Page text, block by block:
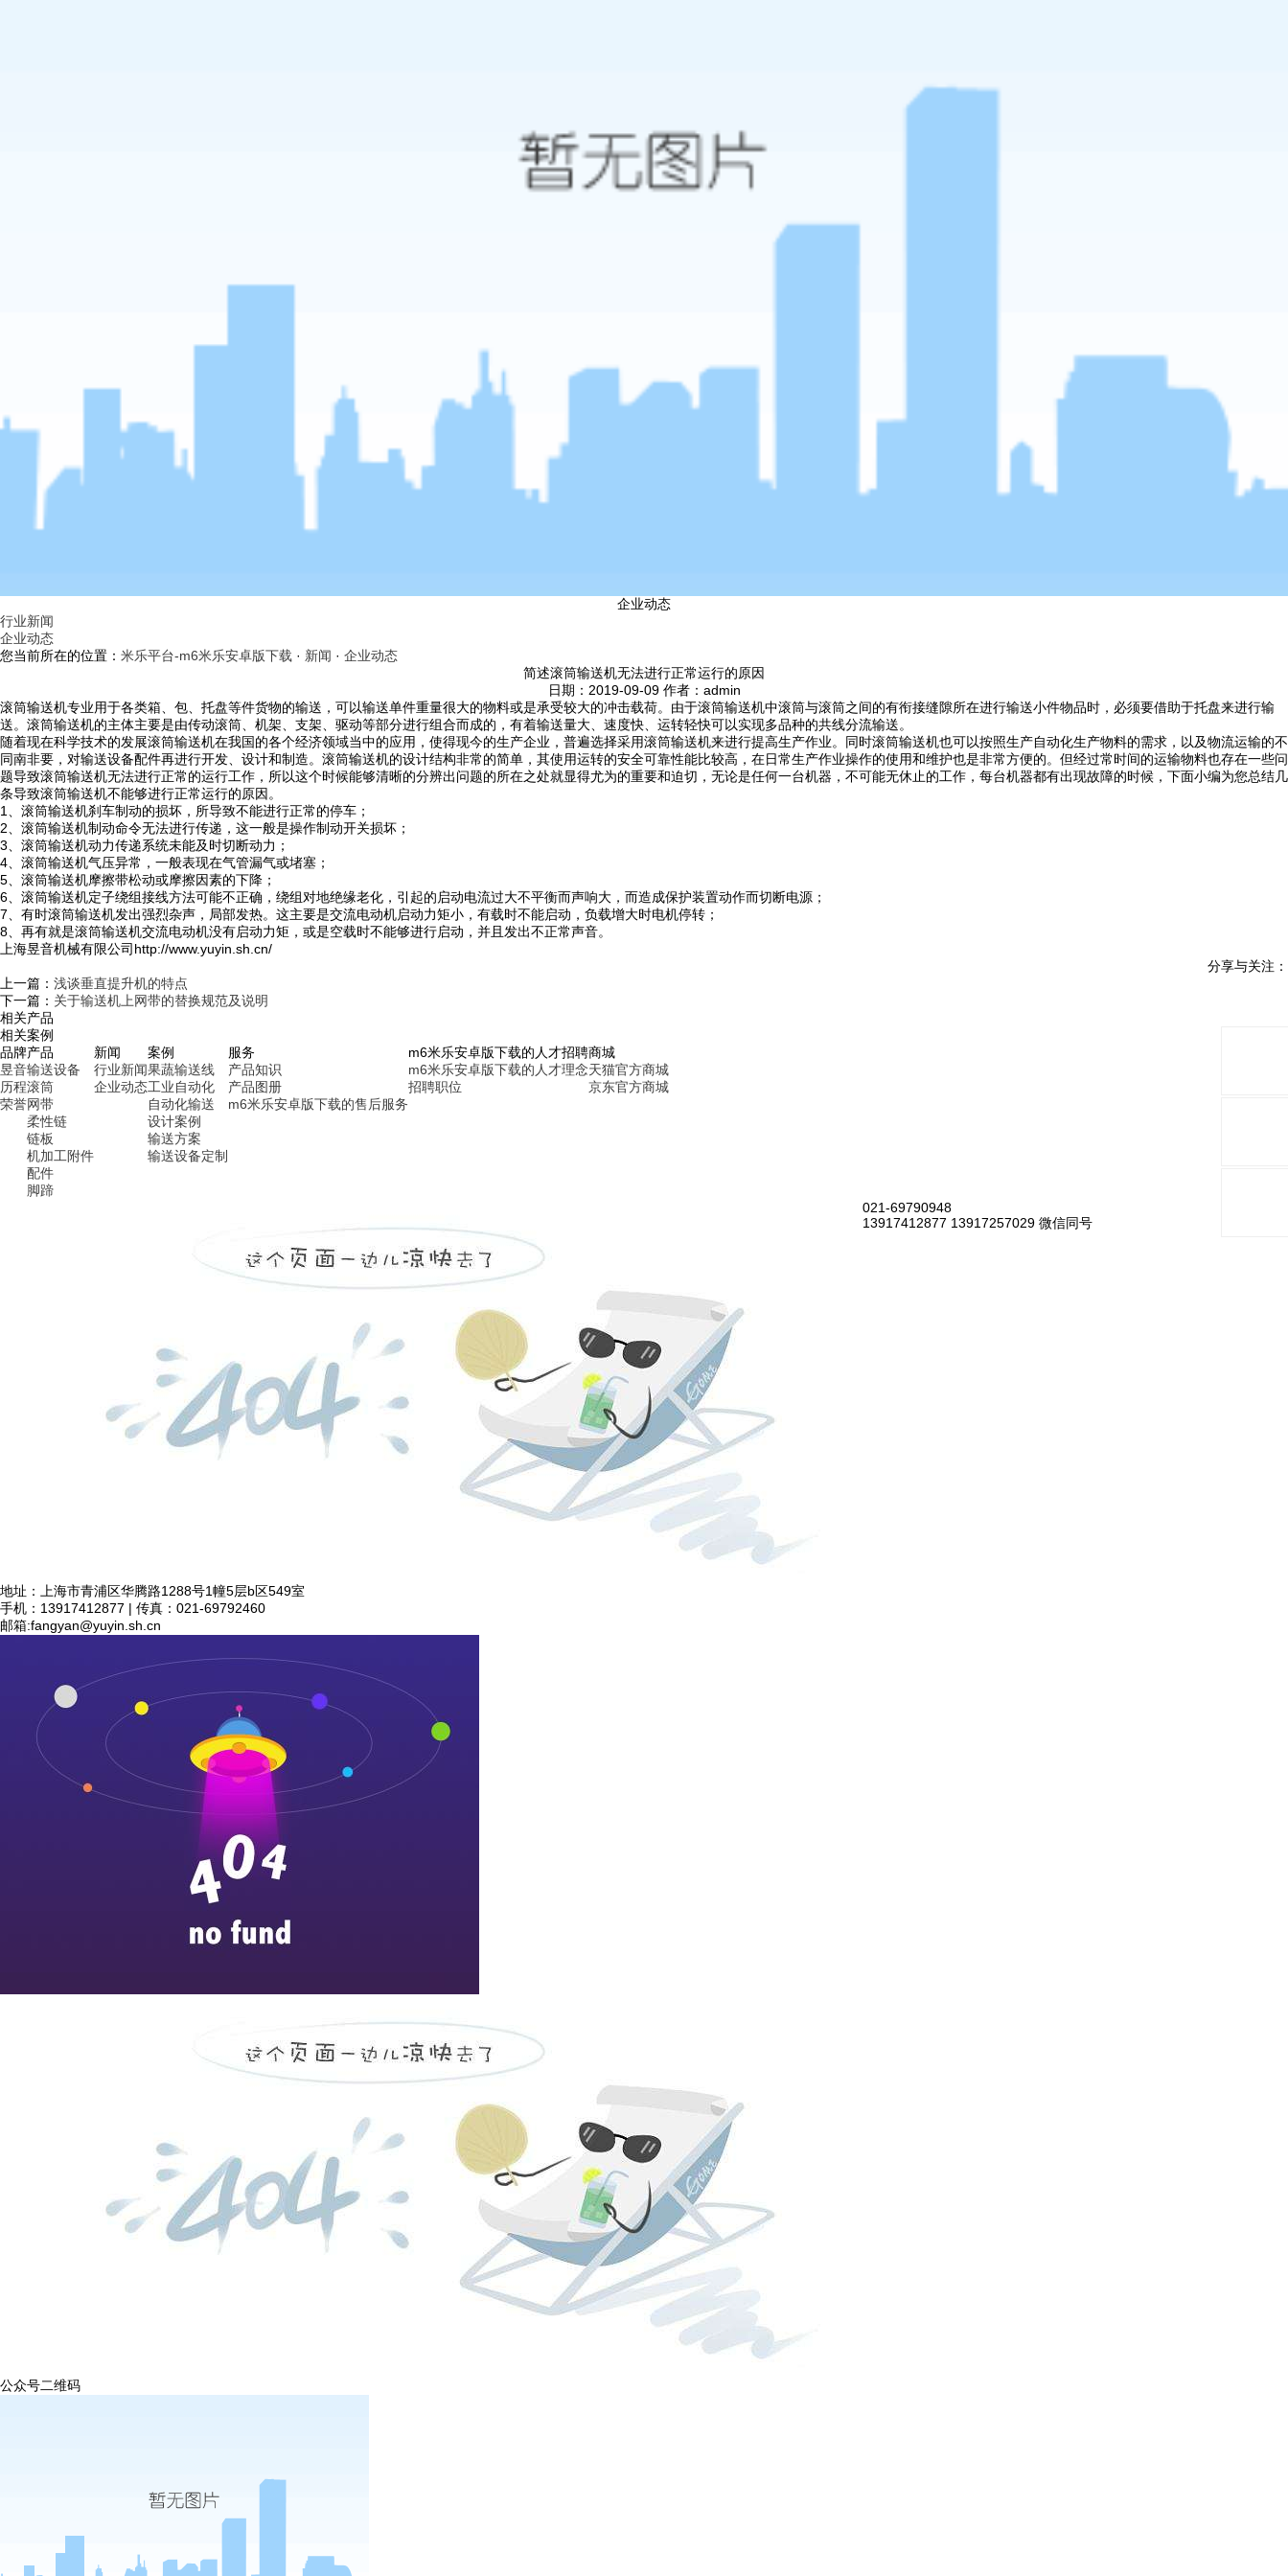
企业动态
行业新闻
企业动态
您当前所在的位置： 米乐平台-m6米乐安卓版下载 · 新闻 · 企业动态
简述滚筒输送机无法进行正常运行的原因
日期：2019-09-09 作者：admin
滚筒输送机专业用于各类箱、包、托盘等件货物的输送，可以输送单件重量很大的物料或是承受较大的冲击载荷。由于滚筒输送机中滚筒与滚筒之间的有衔接缝隙所在进行输送小件物品时，必须要借助于托盘来进行输
送。滚筒输送机的主体主要是由传动滚筒、机架、支架、驱动等部分进行组合而成的，有着输送量大、速度快、运转轻快可以实现多品种的共线分流输送。
随着现在科学技术的发展滚筒输送机在我国的各个经济领域当中的应用，使得现今的生产企业，普遍选择采用滚筒输送机来进行提高生产作业。同时滚筒输送机也可以按照生产自动化生产物料的需求，以及物流运输的不
同南非要，对输送设备配件再进行开发、设计和制造。滚筒输送机的设计结构非常的简单，其使用运转的安全可靠性能比较高，在日常生产作业操作的使用和维护也是非常方便的。但经过常时间的运输物料也存在一些问
题导致滚筒输送机无法进行正常的运行工作，所以这个时候能够清晰的分辨出问题的所在之处就显得尤为的重要和迫切，无论是任何一台机器，不可能无休止的工作，每台机器都有出现故障的时候，下面小编为您总结几
条导致滚筒输送机不能够进行正常运行的原因。
1、滚筒输送机刹车制动的损坏，所导致不能进行正常的停车；
2、滚筒输送机制动命令无法进行传递，这一般是操作制动开关损坏；
3、滚筒输送机动力传递系统未能及时切断动力；
4、滚筒输送机气压异常，一般表现在气管漏气或堵塞；
5、滚筒输送机摩擦带松动或摩擦因素的下降；
6、滚筒输送机定子绕组接线方法可能不正确，绕组对地绝缘老化，引起的启动电流过大不平衡而声响大，而造成保护装置动作而切断电源；
7、有时滚筒输送机发出强烈杂声，局部发热。这主要是交流电动机启动力矩小，有载时不能启动，负载增大时电机停转；
8、再有就是滚筒输送机交流电动机没有启动力矩，或是空载时不能够进行启动，并且发出不正常声音。
上海昱音机械有限公司http://www.yuyin.sh.cn/
分享与关注：
上一篇： 浅谈垂直提升机的特点
下一篇： 关于输送机上网带的替换规范及说明
相关产品
相关案例
品牌
昱音
历程
荣誉
产品
输送设备
滚筒
网带
柔性链
链板
机加工附件
配件
脚蹄
新闻
行业新闻
企业动态
案例
果蔬输送线
工业自动化
自动化输送
设计案例
输送方案
输送设备定制
服务
产品知识
产品图册
m6米乐安卓版下载的售后服务
m6米乐安卓版下载的人才招聘
m6米乐安卓版下载的人才理念
招聘职位
商城
天猫官方商城
京东官方商城
021-69790948
13917412877 13917257029 微信同号
地址：上海市青浦区华腾路1288号1幢5层b区549室
手机：13917412877 | 传真：021-69792460
邮箱:fangyan@yuyin.sh.cn
公众号二维码